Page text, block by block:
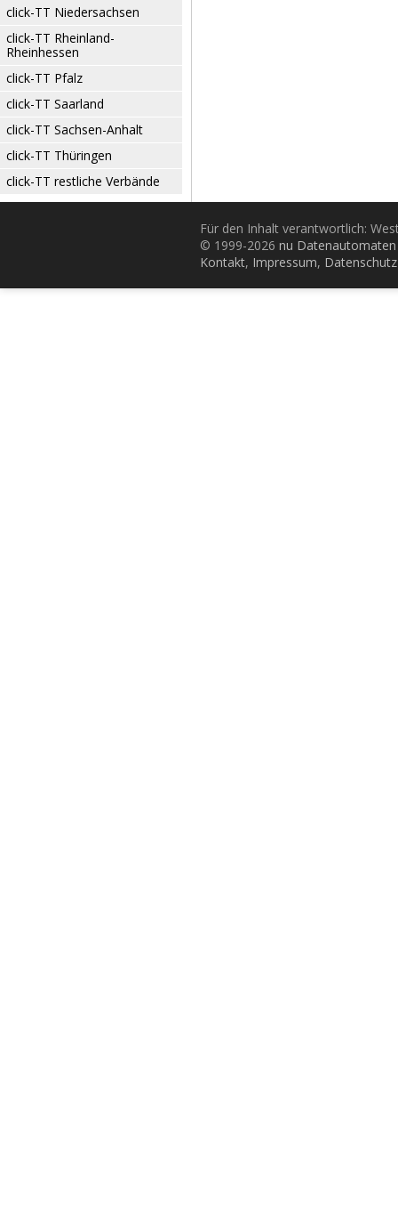
click-TT Niedersachsen
click-TT Rheinland-
Rheinhessen
click-TT Pfalz
click-TT Saarland
click-TT Sachsen-Anhalt
click-TT Thüringen
click-TT restliche Verbände
Für den Inhalt verantwortlich:
© 1999-2026 nu
Kontakt, Impressum, Datenschutz